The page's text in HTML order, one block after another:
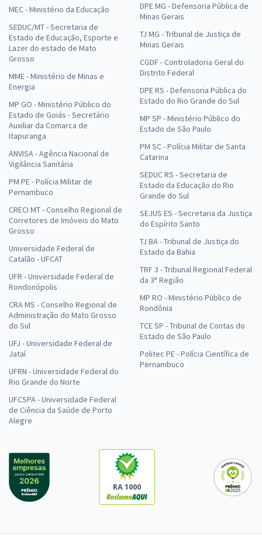
MEC - Ministério da Educação
SEDUC/MT - Secretaria de
Estado de Educação, Esporte e
Lazer do estado de Mato
Grosso
MME - Ministério de Minas e
Energia
MP GO - Ministério Público do
Estado de Goiás - Secretário
Auxiliar da Comarca de
Itapuranga
ANVISA - Agência Nacional de
Vigilância Sanitária
PM PE - Polícia Militar de
Pernambuco
CRECI MT - Conselho Regional de
Corretores de Imóveis do Mato
Grosso
Universidade Federal de
Catalão - UFCAT
UFR - Universidade Federal de
Rondonópolis
CRA MS - Conselho Regional de
Administração do Mato Grosso
do Sul
UFJ - Universidade Federal de
Jataí
UFRN - Universidade Federal do
Rio Grande do Norte
UFCSPA - Universidade Federal
de Ciência da Saúde de Porto
Alegre
DPE MG - Defensoria Pública de
Minas Gerais
TJ MG - Tribunal de Justiça de
Minas Gerais
CGDF - Controladoria Geral do
Distrito Federal
DPE RS - Defensoria Pública do
Estado do Rio Grande do Sul
MP SP - Ministério Público do
Estado de São Paulo
PM SC - Polícia Militar de Santa
Catarina
SEDUC RS - Secretaria de
Estado da Educação do Rio
Grande do Sul
SEJUS ES - Secretaria da Justiça
do Espírito Santo
TJ BA - Tribunal de Justiça do
Estado da Bahia
TRF 3 - Tribunal Regional Federal
da 3ª Região
MP RO - Ministério Público de
Rondônia
TCE SP - Tribunal de Contas do
Estado de São Paulo
Politec PE - Polícia Científica de
Pernambuco
RA 1000